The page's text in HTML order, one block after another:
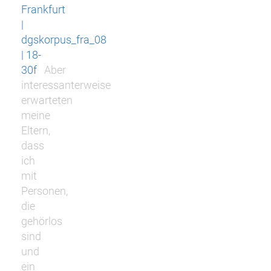
Frankfurt
|
dgskorpus_fra_08
| 18-
30f
Aber
interessanterweise
erwarteten
meine
Eltern,
dass
ich
mit
Personen,
die
gehörlos
sind
und
ein